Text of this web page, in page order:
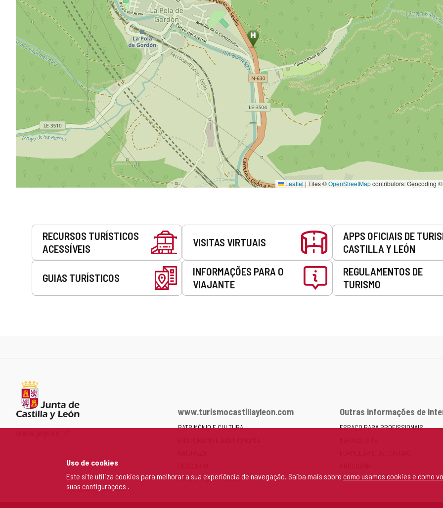
Uso de cookies
Este site utiliza cookies para melhorar a sua experiência de navegação. Saiba mais sobre como usamos cookies e como
suas configurações .
Leaflet | Tiles ©OpenStreetMapcontributors. Geocoding ©
Serviços
RECURSOS TURÍSTICOS
ACESSÍVEIS
VISITAS VIRTUAIS
APPS OFICIAIS DE
CASTILLA Y LEÓN
GUIAS TURÍSTICOS
INFORMAÇÕES PARA O
VIAJANTE
REGULAMENTOS DE
TURISMO
www.turismocastillayleon.com
PATRIMÓNIO E CULTURA
MEU ESPAÇO PESSOAL
Outras informações de
ESPAÇO PARA PROFISSIONAIS